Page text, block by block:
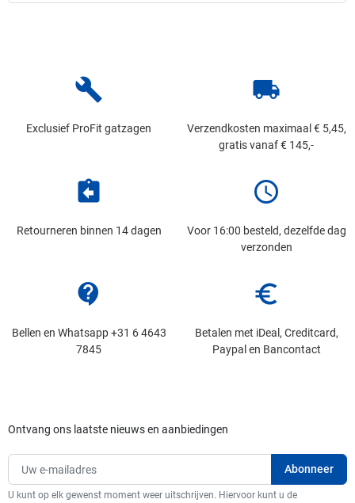
build
Exclusief ProFit gatzagen
local_shipping
Verzendkosten maximaal € 5,45,
gratis vanaf € 145,-
assignment_return
Retourneren binnen 14 dagen
schedule
Voor 16:00 besteld, dezelfde dag
verzonden
contact_support
Bellen en Whatsapp +31 6 4643
7845
euro_symbol
Betalen met iDeal, Creditcard,
Paypal en Bancontact
Ontvang ons laatste nieuws en aanbiedingen
U kunt op elk gewenst moment weer uitschrijven. Hiervoor kunt u de